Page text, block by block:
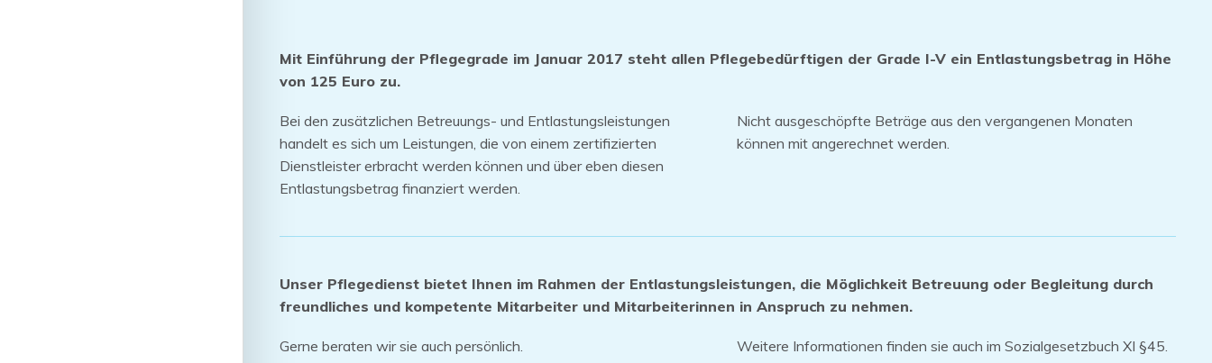
Mit Einführung der Pflegegrade im Januar 2017 steht allen Pflegebedürftigen der Grade I-V ein Entlastungsbetrag in Höhe
von 125 Euro zu.
Bei den zusätzlichen Betreuungs- und Entlastungsleistungen
handelt es sich um Leistungen, die von einem zertifizierten
Dienstleister erbracht werden können und über eben diesen
Entlastungsbetrag finanziert werden.
Nicht ausgeschöpfte Beträge aus den vergangenen Monaten
können mit angerechnet werden.
Unser Pflegedienst bietet Ihnen im Rahmen der Entlastungsleistungen, die Möglichkeit Betreuung oder Begleitung durch
freundliches und kompetente Mitarbeiter und Mitarbeiterinnen in Anspruch zu nehmen.
Gerne beraten wir sie auch persönlich. Weitere Informationen finden sie auch im Sozialgesetzbuch XI §45.